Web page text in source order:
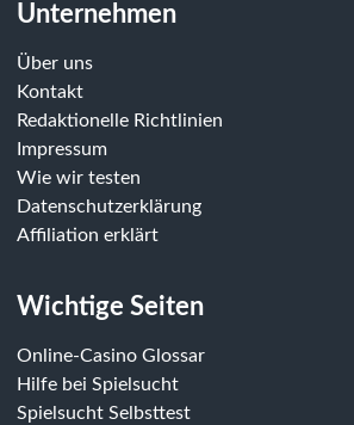
Unternehmen
Über uns
Kontakt
Redaktionelle Richtlinien
Impressum
Wie wir testen
Datenschutzerklärung
Affiliation erklärt
Wichtige Seiten
Online-Casino Glossar
Hilfe bei Spielsucht
Spielsucht Selbsttest